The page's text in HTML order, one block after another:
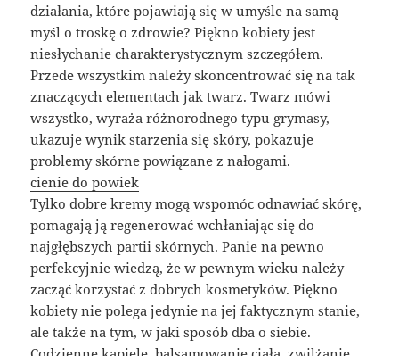
działania, które pojawiają się w umyśle na samą
myśl o troskę o zdrowie? Piękno kobiety jest
niesłychanie charakterystycznym szczegółem.
Przede wszystkim należy skoncentrować się na tak
znaczących elementach jak twarz. Twarz mówi
wszystko, wyraża różnorodnego typu grymasy,
ukazuje wynik starzenia się skóry, pokazuje
problemy skórne powiązane z nałogami.
cienie do powiek
Tylko dobre kremy mogą wspomóc odnawiać skórę,
pomagają ją regenerować wchłaniając się do
najgłębszych partii skórnych. Panie na pewno
perfekcyjnie wiedzą, że w pewnym wieku należy
zacząć korzystać z dobrych kosmetyków. Piękno
kobiety nie polega jedynie na jej faktycznym stanie,
ale także na tym, w jaki sposób dba o siebie.